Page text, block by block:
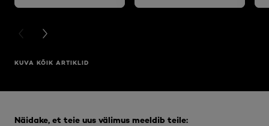
PREVIOUS CARD
NEXT CARD
KUVA KÕIK ARTIKLID
Näidake, et teie uus välimus meeldib teile: